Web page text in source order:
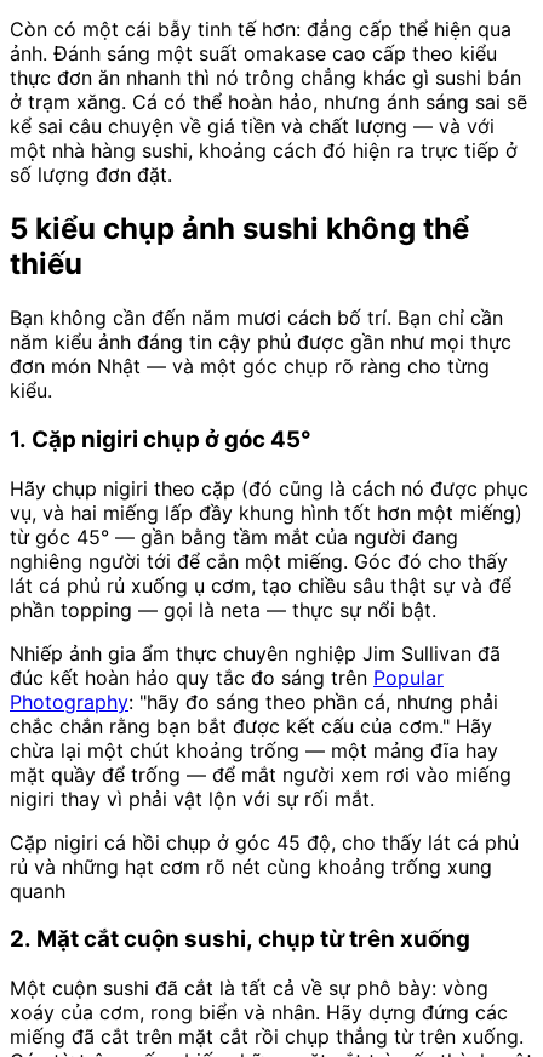
Còn có một cái bẫy tinh tế hơn: đẳng cấp thể hiện qua
ảnh. Đánh sáng một suất omakase cao cấp theo kiểu
thực đơn ăn nhanh thì nó trông chẳng khác gì sushi bán
ở trạm xăng. Cá có thể hoàn hảo, nhưng ánh sáng sai sẽ
kể sai câu chuyện về giá tiền và chất lượng — và với
một nhà hàng sushi, khoảng cách đó hiện ra trực tiếp ở
số lượng đơn đặt.
5 kiểu chụp ảnh sushi không thể
thiếu
Bạn không cần đến năm mươi cách bố trí. Bạn chỉ cần
năm kiểu ảnh đáng tin cậy phủ được gần như mọi thực
đơn món Nhật — và một góc chụp rõ ràng cho từng
kiểu.
1. Cặp nigiri chụp ở góc 45°
Hãy chụp nigiri theo cặp (đó cũng là cách nó được phục
vụ, và hai miếng lấp đầy khung hình tốt hơn một miếng)
từ góc 45° — gần bằng tầm mắt của người đang
nghiêng người tới để cắn một miếng. Góc đó cho thấy
lát cá phủ rủ xuống ụ cơm, tạo chiều sâu thật sự và để
phần topping — gọi là neta — thực sự nổi bật.
Nhiếp ảnh gia ẩm thực chuyên nghiệp Jim Sullivan đã
đúc kết hoàn hảo quy tắc đo sáng trên Popular
Photography: "hãy đo sáng theo phần cá, nhưng phải
chắc chắn rằng bạn bắt được kết cấu của cơm." Hãy
chừa lại một chút khoảng trống — một mảng đĩa hay
mặt quầy để trống — để mắt người xem rơi vào miếng
nigiri thay vì phải vật lộn với sự rối mắt.
Cặp nigiri cá hồi chụp ở góc 45 độ, cho thấy lát cá phủ
rủ và những hạt cơm rõ nét cùng khoảng trống xung
quanh
2. Mặt cắt cuộn sushi, chụp từ trên xuống
Một cuộn sushi đã cắt là tất cả về sự phô bày: vòng
xoáy của cơm, rong biển và nhân. Hãy dựng đứng các
miếng đã cắt trên mặt cắt rồi chụp thẳng từ trên xuống.